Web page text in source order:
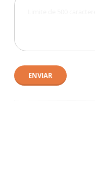
ENVIAR